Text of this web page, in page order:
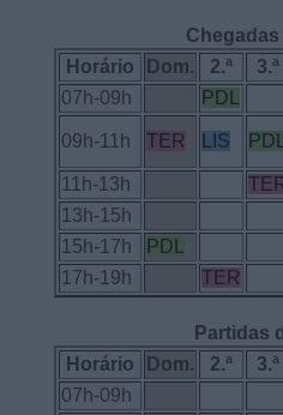
Chegadas
Horário
Dom. 2.ª 3.ª
07h-09h
PDL
09h-11h TER LIS PDL
11h-13h
13h-15h
15h-17h
PDL
17h-19h
TER
Partidas
Horário
Dom. 2.ª 3.ª
07h-09h